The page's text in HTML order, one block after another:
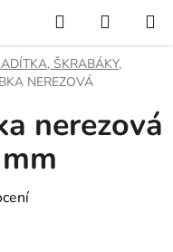
Hledat
KOŠÍK
ŠKRABÁKY,
NEREZOVÁ
nerezová